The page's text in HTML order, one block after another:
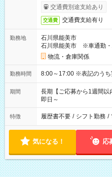
交通費別途支給あり
交通費 交通費支給有り
勤務地
石川県能美市
石川県能美市 ※車通勤・
物流・倉庫関係
勤務時間 8:00～17:00 ※表記
期間
長期【ご応募から1週間以
即日～
特徴 履歴書不要 / シフト勤務 /
気になる！ 応